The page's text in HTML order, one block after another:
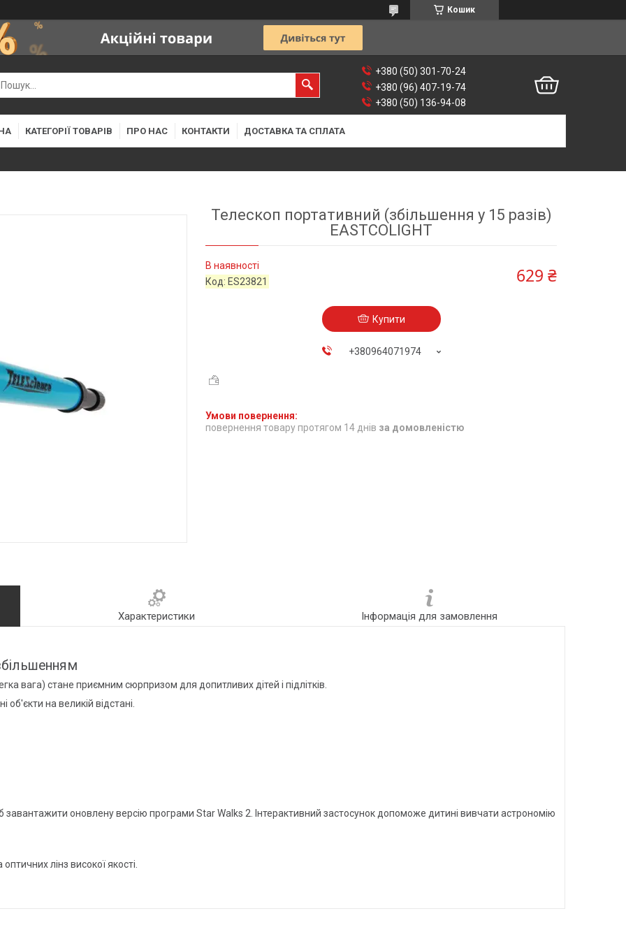
Кошик
+380 (50) 301-70-24
+380 (96) 407-19-74
+380 (50) 136-94-08
КАТЕГОРІЇ ТОВАРІВ ПРО НАС КОНТАКТИ ДОСТАВКА ТА СПЛАТА
Телескоп портативний (збільшення у 15 разів)
EASTCOLIGHT
В наявності
Код: ES23821 629 ₴
Купити
+380964071974
повернення товару протягом 14 днів за домовленістю
Характеристики Інформація для замовлення
вага) стане приємним сюрпризом для допитливих дітей і підлітків.
на великій відстані.
оновлену версію програми Star Walks 2. Інтерактивний застосунок допоможе дитині вивчати астрономію
лінз високої якості.